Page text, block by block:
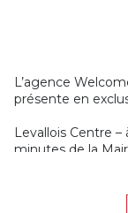
L’agence
présente en
Levallois Centre
minutes de la
débarras